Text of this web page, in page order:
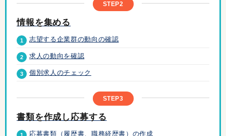
STEP2
情報を集める
1 志望する企業群の動向の確認
2 求人の動向を確認
3 個別求人のチェック
STEP3
書類を作成し応募する
応募書類（履歴書、職務経歴書）の作成